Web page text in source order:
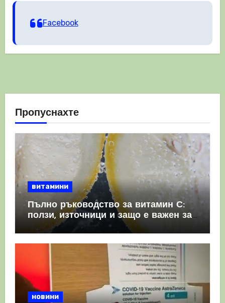
Facebook
Пропуснахте
витамини
Пълно ръководство за витамин С:
ползи, източници и защо е важен за
имунната система
новини